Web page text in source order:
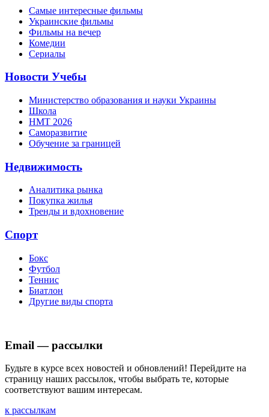
Самые интересные фильмы
Украинские фильмы
Фильмы на вечер
Комедии
Сериалы
Новости Учебы
Министерство образования и науки Украины
Школа
НМТ 2026
Саморазвитие
Обучение за границей
Недвижимость
Аналитика рынка
Покупка жилья
Тренды и вдохновение
Спорт
Бокс
Футбол
Теннис
Биатлон
Другие виды спорта
Email — рассылки
Будьте в курсе всех новостей и обновлений! Перейдите на
страницу наших рассылок, чтобы выбрать те, которые
соответствуют вашим интересам.
к рассылкам